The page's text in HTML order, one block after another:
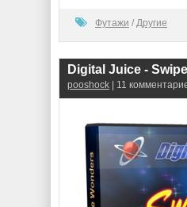
Футажи / Другие
pooshock | 11